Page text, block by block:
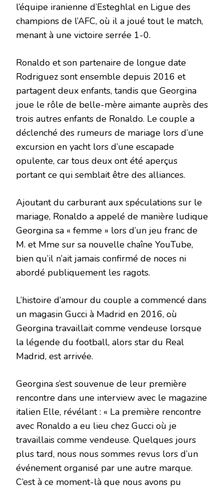
l’équipe iranienne d’Esteghlal en Ligue des
champions de l’AFC, où il a joué tout le match,
menant à une victoire serrée 1-0.
Ronaldo et son partenaire de longue date
Rodriguez sont ensemble depuis 2016 et
partagent deux enfants, tandis que Georgina
joue le rôle de belle-mère aimante auprès des
trois autres enfants de Ronaldo. Le couple a
déclenché des rumeurs de mariage lors d’une
excursion en yacht lors d’une escapade
opulente, car tous deux ont été aperçus
portant ce qui semblait être des alliances.
Ajoutant du carburant aux spéculations sur le
mariage, Ronaldo a appelé de manière ludique
Georgina sa « femme » lors d’un jeu franc de
M. et Mme sur sa nouvelle chaîne YouTube,
bien qu’il n’ait jamais confirmé de noces ni
abordé publiquement les ragots.
L’histoire d’amour du couple a commencé dans
un magasin Gucci à Madrid en 2016, où
Georgina travaillait comme vendeuse lorsque
la légende du football, alors star du Real
Madrid, est arrivée.
Georgina s’est souvenue de leur première
rencontre dans une interview avec le magazine
italien Elle, révélant : « La première rencontre
avec Ronaldo a eu lieu chez Gucci où je
travaillais comme vendeuse. Quelques jours
plus tard, nous nous sommes revus lors d’un
événement organisé par une autre marque.
C’est à ce moment-là que nous avons pu